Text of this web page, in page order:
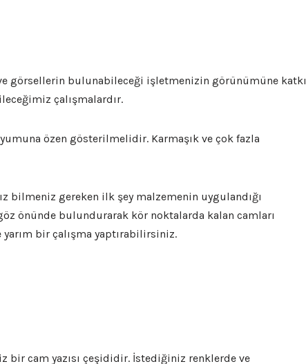
görsellerin bulunabileceği işletmenizin görünümüne katkı
çalışmalardır.
özen gösterilmelidir. Karmaşık ve çok fazla
bilmeniz gereken ilk şey malzemenin uygulandığı
önünde bulundurarak kör noktalarda kalan camları
bir çalışma yaptırabilirsiniz.
bir cam yazısı çeşididir. İstediğiniz renklerde ve